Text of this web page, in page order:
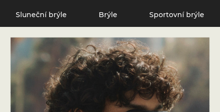
Sluneční brýle Brýle Sportovní brýle